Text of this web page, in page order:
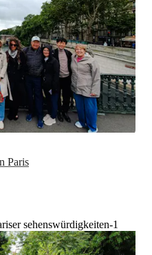
Paris
sehenswürdigkeiten-1